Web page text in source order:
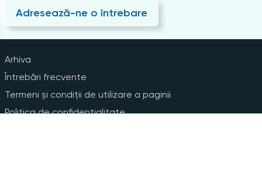
Adresează-ne o întrebare
Arhiva
Întrebări frecvente
Termeni și condiții de utilizare a paginii
Politica de confidențialitate